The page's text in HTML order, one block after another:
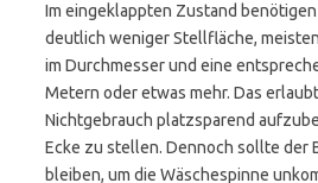
Im eingeklappten Zustand
deutlich weniger Stellfläche,
im Durchmesser und eine
Metern oder etwas mehr. Das
Nichtgebrauch platzsparend
Ecke zu stellen. Dennoch sollte der
bleiben, um die Wäschespinne